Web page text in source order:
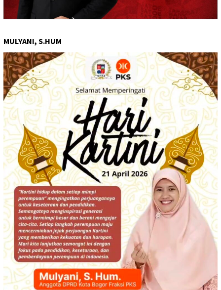
MULYANI, S.HUM